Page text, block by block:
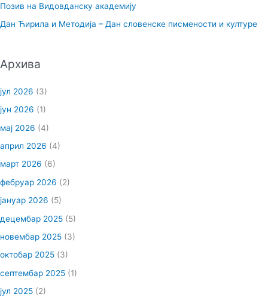
а
:
Позив на Видовданску академију
Дан Ћирила и Методија – Дан словенске писмености и културе
Архива
јул 2026 (3)
јун 2026 (1)
мај 2026 (4)
април 2026 (4)
март 2026 (6)
фебруар 2026 (2)
јануар 2026 (5)
децембар 2025 (5)
новембар 2025 (3)
октобар 2025 (3)
септембар 2025 (1)
јул 2025 (2)